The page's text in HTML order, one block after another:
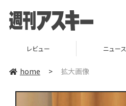
レビュー ニュース
home > 拡大画像